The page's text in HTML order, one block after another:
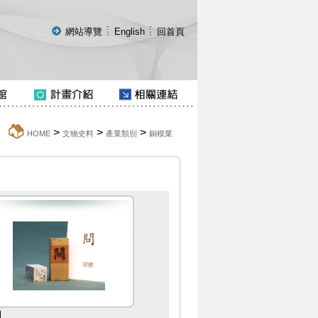
::: 網站導覽 English 回首頁
HOME> 文物史料> 產業類別 > 銅模業